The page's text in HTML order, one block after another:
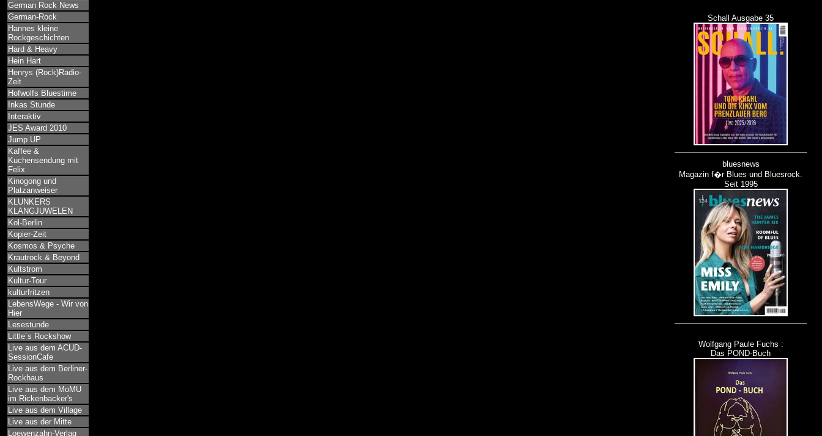
German Rock News
German-Rock
Hannes kleine
Rockgeschichten
Hard & Heavy
Hein Hart
Henrys (Rock)Radio-
Zeit
Hofwolfs Bluestime
Inkas Stunde
Interaktiv
JES Award 2010
Jump UP
Kaffee &
Kuchensendung mit
Felix
Kinogong und
Platzanweiser
KLUNKERS
KLANGJUWELEN
Kol-Berlin
Kopier-Zeit
Kosmos & Psyche
Krautrock & Beyond
Kultstrom
Kultur-Tour
kulturfritzen
LebensWege - Wir von
Hier
Lesestunde
Little´s Rockshow
Live aus dem ACUD-
SessionCafe
Live aus dem Berliner-
Rockhaus
Live aus dem MoMU
im Rickenbacker's
Live aus dem Village
Live aus der Mitte
Loewenzahn-Verlag
Schall Ausgabe 35
bluesnews
Magazin f�r Blues und Bluesrock.
Seit 1995
Wolfgang Paule Fuchs :
Das POND-Buch